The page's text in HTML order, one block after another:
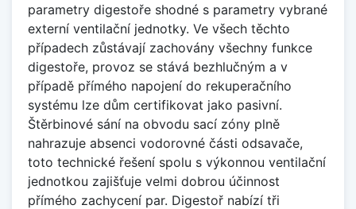
parametry digestoře shodné s parametry vybrané
externí ventilační jednotky. Ve všech těchto
případech zůstávají zachovány všechny funkce
digestoře, provoz se stává bezhlučným a v
případě přímého napojení do rekuperačního
systému lze dům certifikovat jako pasivní.
Štěrbinové sání na obvodu sací zóny plně
nahrazuje absenci vodorovné části odsavače,
toto technické řešení spolu s výkonnou ventilační
jednotkou zajišťuje velmi dobrou účinnost
přímého zachycení par. Digestoř nabízí tři